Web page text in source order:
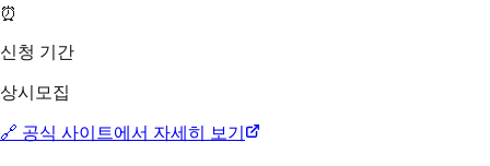
⏰
신청 기간
상시모집
🔗 공식 사이트에서 자세히 보기